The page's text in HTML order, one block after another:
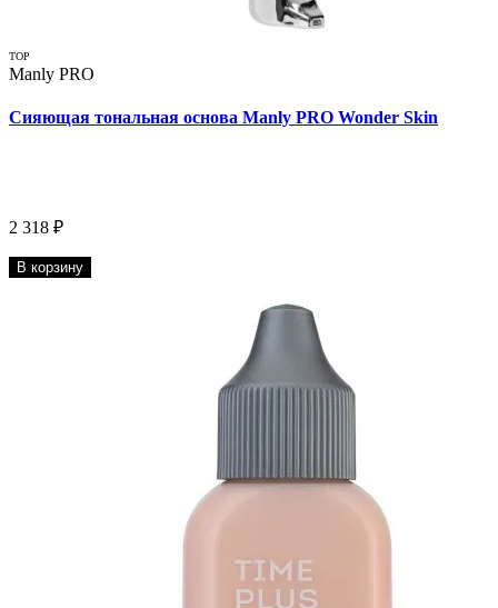
TOP
Manly PRO
Сияющая тональная основа Manly PRO Wonder Skin
2 318 ₽
В корзину